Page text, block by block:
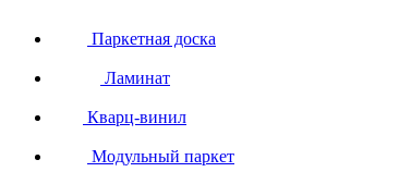
Паркетная доска
Ламинат
Кварц-винил
Модульный паркет